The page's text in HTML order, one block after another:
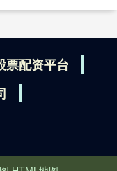
票配资平台